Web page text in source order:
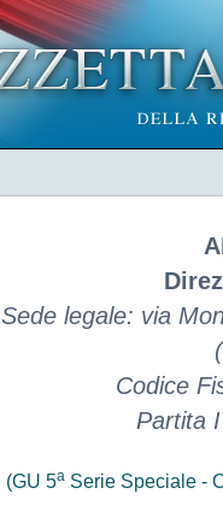
Sede legale: via
Codice
Partita
(GU 5aSerie Speciale -